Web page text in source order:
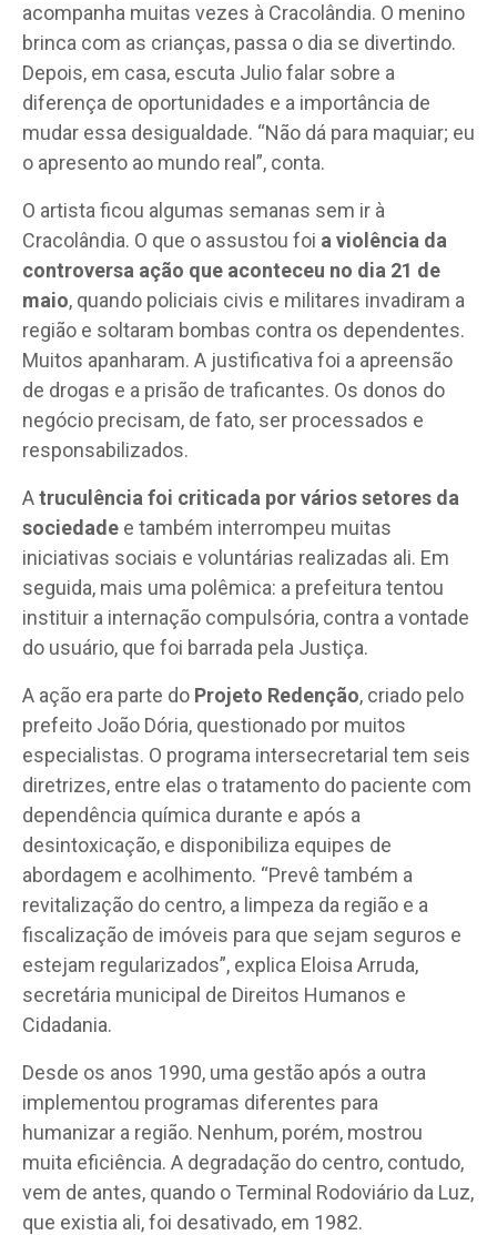
acompanha muitas vezes à Cracolândia. O menino
brinca com as crianças, passa o dia se divertindo.
Depois, em casa, escuta Julio falar sobre a
diferença de oportunidades e a importância de
mudar essa desigualdade. “Não dá para maquiar; eu
o apresento ao mundo real”, conta.
O artista ficou algumas semanas sem ir à
Cracolândia. O que o assustou foi a violência da
controversa ação que aconteceu no dia 21 de
maio, quando policiais civis e militares invadiram a
região e soltaram bombas contra os dependentes.
Muitos apanharam. A justificativa foi a apreensão
de drogas e a prisão de traficantes. Os donos do
negócio precisam, de fato, ser processados e
responsabilizados.
Atruculência foi criticada por vários setores da
sociedade e também interrompeu muitas
iniciativas sociais e voluntárias realizadas ali. Em
seguida, mais uma polêmica: a prefeitura tentou
instituir a internação compulsória, contra a vontade
do usuário, que foi barrada pela Justiça.
A ação era parte do Projeto Redenção, criado pelo
prefeito João Dória, questionado por muitos
especialistas. O programa intersecretarial tem seis
diretrizes, entre elas o tratamento do paciente com
dependência química durante e após a
desintoxicação, e disponibiliza equipes de
abordagem e acolhimento. “Prevê também a
revitalização do centro, a limpeza da região e a
fiscalização de imóveis para que sejam seguros e
estejam regularizados”, explica Eloisa Arruda,
secretária municipal de Direitos Humanos e
Cidadania.
Desde os anos 1990, uma gestão após a outra
implementou programas diferentes para
humanizar a região. Nenhum, porém, mostrou
muita eficiência. A degradação do centro, contudo,
vem de antes, quando o Terminal Rodoviário da Luz,
que existia ali, foi desativado, em 1982.